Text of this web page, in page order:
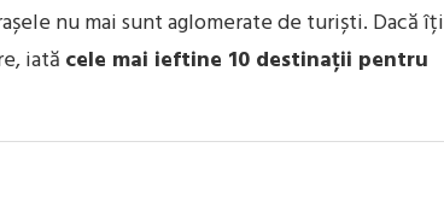
nu mai sunt aglomerate de turiști. Dacă îți
iată cele mai ieftine 10 destinații pentru